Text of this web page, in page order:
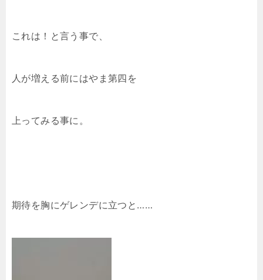
これは！と言う事で、
人が増える前にはやま第四を
上ってみる事に。
期待を胸にゲレンデに立つと……